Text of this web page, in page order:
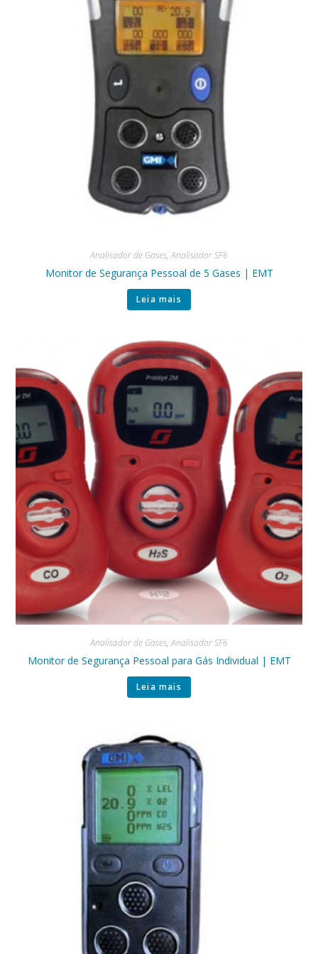
Analisador de Gases,Analisador SF6
Monitor de Segurança Pessoal de 5 Gases | EMT
Leia mais
Analisador de Gases,Analisador SF6
Monitor de Segurança Pessoal para Gás Individual | EMT
Leia mais